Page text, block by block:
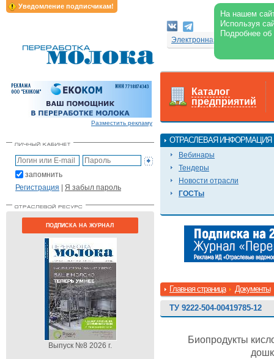
Уведомление подписчикам!
На нашем
Используя
Подробнее
Электронная версия
Разместить рекламу
запомнить
Регистрация | Я забыл пароль
ПОДПИСКА НА ЖУРНАЛ
Выпуск №8 2026 г.
Каталог
предприятий
ОТРАСЛЕВАЯ ИНФОРМАЦИЯ
Вебинары
Тендеры
Новости отрасли
ГОСТы
Главная страница Документы
ТУ 9222-504-00419785-12
Биопродукты